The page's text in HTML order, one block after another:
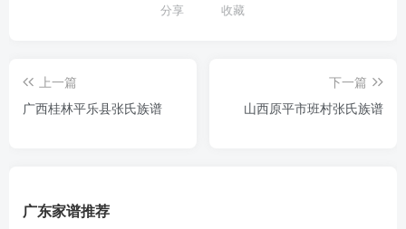
分享 收藏
上一篇
广西桂林平乐县张氏族谱
下一篇
山西原平市班村张氏族谱
广东家谱推荐